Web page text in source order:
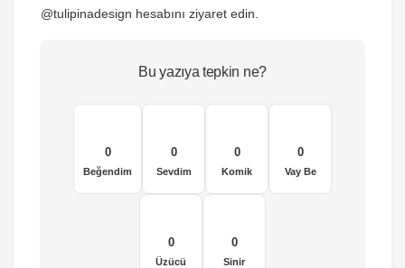
@tulipinadesign hesabını ziyaret edin.
Bu yazıya tepkin ne?
0
Beğendim
0
Sevdim
0
Komik
0
Vay Be
0
Üzücü
0
Sinir